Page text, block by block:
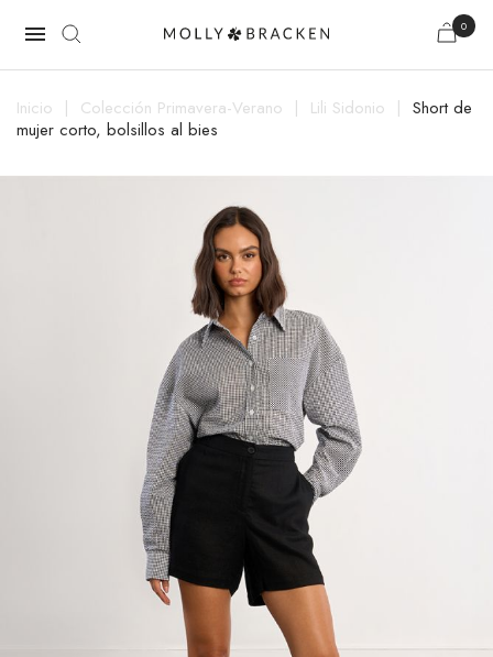
 0
Inicio Colección Primavera-Verano Lili Sidonio
Short de
mujer corto, bolsillos al bies